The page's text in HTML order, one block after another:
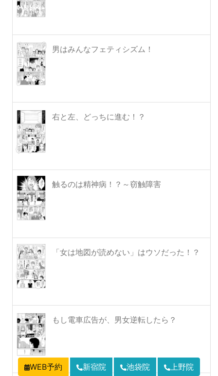
男はみんなフェティシズム！
右と左、どっちに進む！？
触るのは精神病！？～窃触障害
「女は地図が読めない」はウソだった！？
もし電車広告が、男女逆転したら？
WEB予約 新宿院 池袋院 上野院